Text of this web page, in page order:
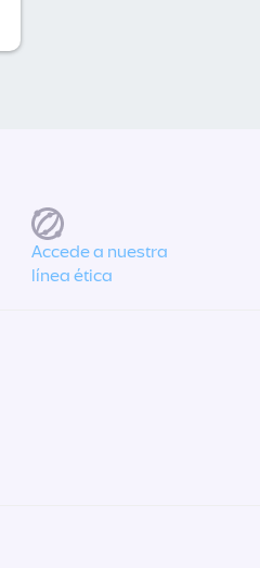
Accede a nuestra
línea ética